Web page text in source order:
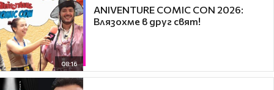
08:16
ANIVENTURE COMIC CON 2026:
Влязохме в друг свят!